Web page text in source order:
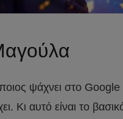
ψάχνει στο
Κι αυτό είναι το